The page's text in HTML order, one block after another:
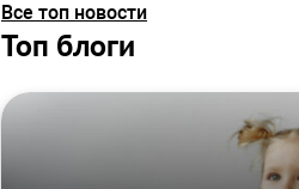
Все топ новости
Топ блоги